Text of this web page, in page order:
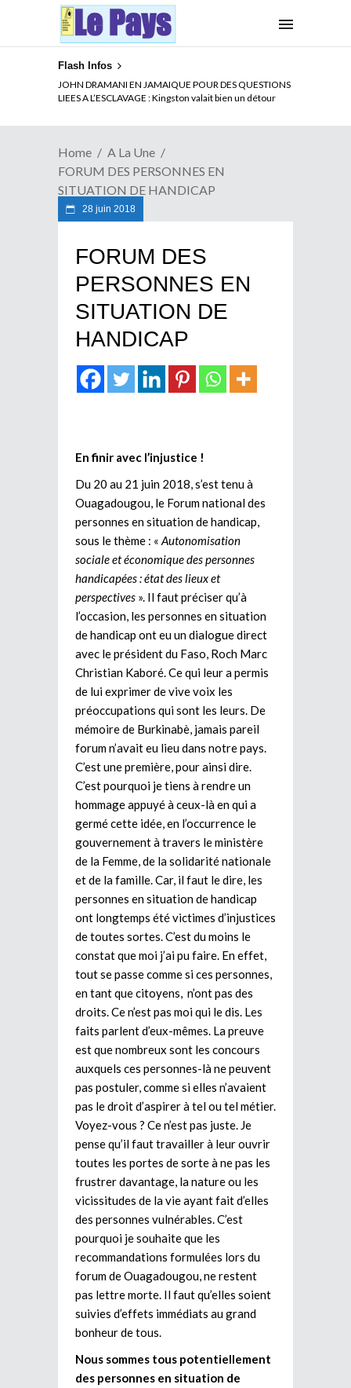
Flash Infos
JOHN DRAMANI EN JAMAIQUE POUR DES QUESTIONS
LIEES A L’ESCLAVAGE : Kingston valait bien un détour
ELECTION DE TALON A LA TETE DU SENAT BENINOIS :
Quand Patrice quitte le pouvoir sans partir !
Home
A La Une
FORUM DES PERSONNES EN
SITUATION DE HANDICAP
28 juin 2018
FORUM DES
PERSONNES EN
SITUATION DE
HANDICAP
En finir avec l’injustice !
Du 20 au 21 juin 2018, s’est tenu à
Ouagadougou, le Forum national des
personnes en situation de handicap,
sous le thème : « Autonomisation
sociale et économique des personnes
handicapées : état des lieux et
perspectives ». Il faut préciser qu’à
l’occasion, les personnes en situation
de handicap ont eu un dialogue direct
avec le président du Faso, Roch Marc
Christian Kaboré. Ce qui leur a permis
de lui exprimer de vive voix les
préoccupations qui sont les leurs. De
mémoire de Burkinabè, jamais pareil
forum n’avait eu lieu dans notre pays.
C’est une première, pour ainsi dire.
C’est pourquoi je tiens à rendre un
hommage appuyé à ceux-là en qui a
germé cette idée, en l’occurrence le
gouvernement à travers le ministère
de la Femme, de la solidarité nationale
et de la famille. Car, il faut le dire, les
personnes en situation de handicap
ont longtemps été victimes d’injustices
de toutes sortes. C’est du moins le
constat que moi j’ai pu faire. En effet,
tout se passe comme si ces personnes,
en tant que citoyens, n’ont pas des
droits. Ce n’est pas moi qui le dis. Les
faits parlent d’eux-mêmes. La preuve
est que nombreux sont les concours
auxquels ces personnes-là ne peuvent
pas postuler, comme si elles n’avaient
pas le droit d’aspirer à tel ou tel métier.
Voyez-vous ? Ce n’est pas juste. Je
pense qu’il faut travailler à leur ouvrir
toutes les portes de sorte à ne pas les
frustrer davantage, la nature ou les
vicissitudes de la vie ayant fait d’elles
des personnes vulnérables. C’est
pourquoi je souhaite que les
recommandations formulées lors du
forum de Ouagadougou, ne restent
pas lettre morte. Il faut qu’elles soient
suivies d’effets immédiats au grand
bonheur de tous.
Nous sommes tous potentiellement
des personnes en situation de